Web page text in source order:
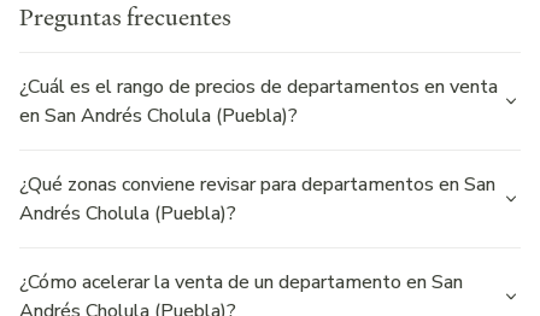
Preguntas frecuentes
¿Cuál es el rango de precios de departamentos en venta
en San Andrés Cholula (Puebla)?
¿Qué zonas conviene revisar para departamentos en San
Andrés Cholula (Puebla)?
¿Cómo acelerar la venta de un departamento en San